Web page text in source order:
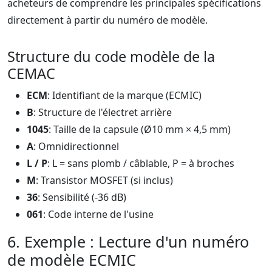
acheteurs de comprendre les principales spécifications
directement à partir du numéro de modèle.
Structure du code modèle de la
CEMAC
ECM: Identifiant de la marque (ECMIC)
B: Structure de l'électret arrière
1045: Taille de la capsule (Ø10 mm × 4,5 mm)
A: Omnidirectionnel
L / P: L = sans plomb / câblable, P = à broches
M: Transistor MOSFET (si inclus)
36: Sensibilité (-36 dB)
061: Code interne de l'usine
6. Exemple : Lecture d'un numéro
de modèle ECMIC